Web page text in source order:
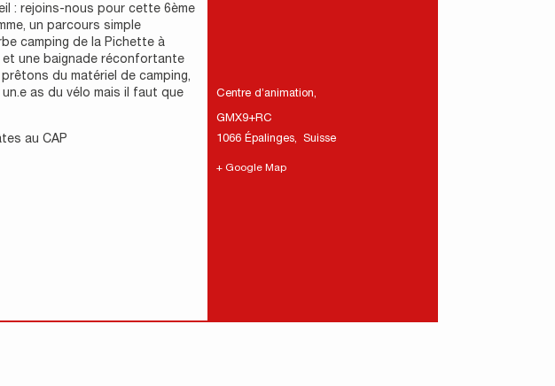
: rejoins-nous pour cette 6ème
un parcours simple
camping de la Pichette à
et une baignade réconfortante
du matériel de camping,
as du vélo mais il faut que
au CAP
Centre d’animation,
GMX9+RC
1066 Épalinges, Suisse
+ Google Map